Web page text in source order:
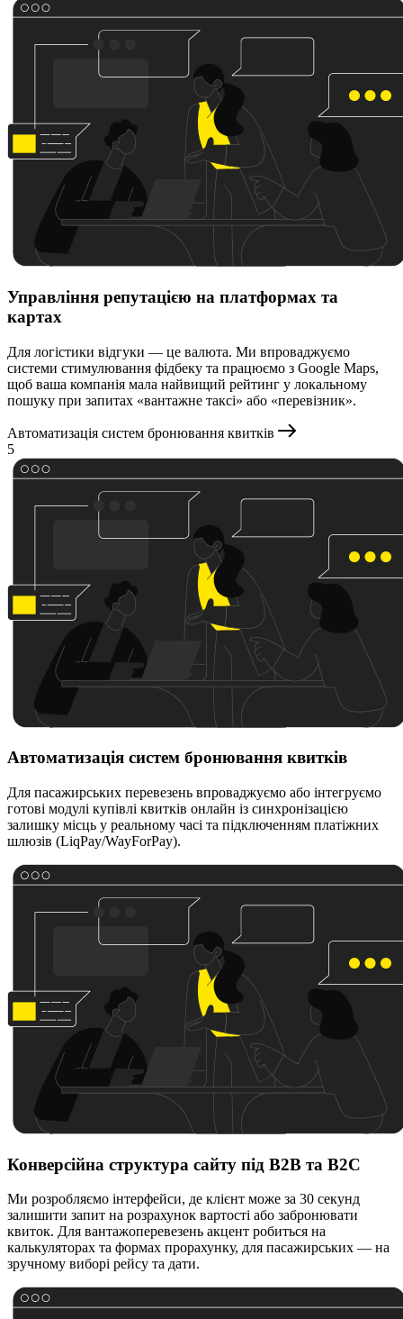
Управління репутацією на платформах та
картах
Для логістики відгуки — це валюта. Ми впроваджуємо
системи стимулювання фідбеку та працюємо з Google Maps,
щоб ваша компанія мала найвищий рейтинг у локальному
пошуку при запитах «вантажне таксі» або «перевізник».
Автоматизація систем бронювання квитків
5
Автоматизація систем бронювання квитків
Для пасажирських перевезень впроваджуємо або інтегруємо
готові модулі купівлі квитків онлайн із синхронізацією
залишку місць у реальному часі та підключенням платіжних
шлюзів (LiqPay/WayForPay).
Конверсійна структура сайту під B2B та B2C
Ми розробляємо інтерфейси, де клієнт може за 30 секунд
залишити запит на розрахунок вартості або забронювати
квиток. Для вантажоперевезень акцент робиться на
калькуляторах та формах прорахунку, для пасажирських — на
зручному виборі рейсу та дати.